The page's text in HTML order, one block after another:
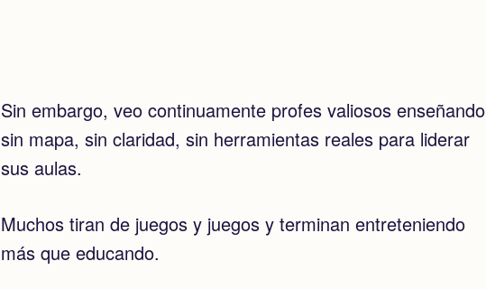
Sin embargo, veo continuamente profes valiosos enseñando
sin mapa, sin claridad, sin herramientas reales para liderar
sus aulas.
Muchos tiran de juegos y juegos y terminan entreteniendo
más que educando.